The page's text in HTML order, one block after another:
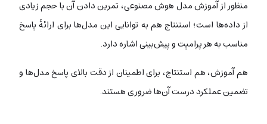
منظور از آموزش مدل هوش مصنوعی، تمرین دادن آن با حجم زیادی
از داده‌ها است؛ استنتاج هم به توانایی این مدل‌ها برای ارائۀ پاسخ
مناسب به هر پرامپت و پیش‌بینی اشاره دارد.
هم آموزش، هم استنتاج، برای اطمینان از دقت بالای پاسخ مدل‌ها و
تضمین عملکرد درست آن‌ها ضروری هستند.